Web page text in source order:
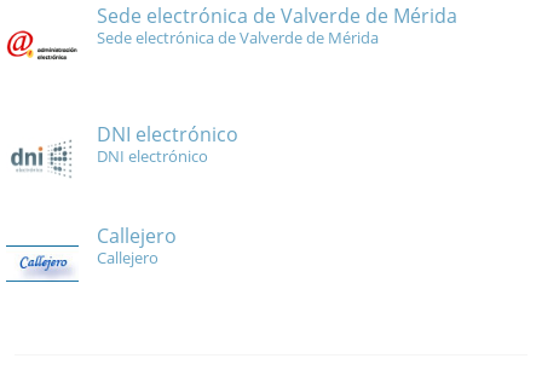
Sede electrónica de Valverde de Mérida
Sede electrónica de Valverde de Mérida
DNI electrónico
DNI electrónico
Callejero
Callejero